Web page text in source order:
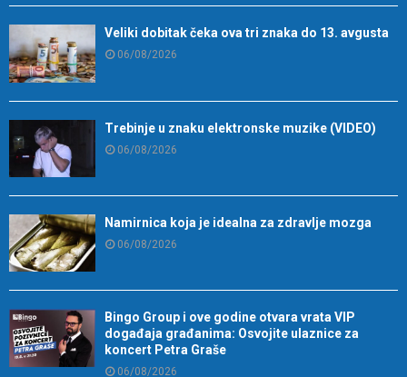
Veliki dobitak čeka ova tri znaka do 13. avgusta
06/08/2026
Trebinje u znaku elektronske muzike (VIDEO)
06/08/2026
Namirnica koja je idealna za zdravlje mozga
06/08/2026
Bingo Group i ove godine otvara vrata VIP
događaja građanima: Osvojite ulaznice za
koncert Petra Graše
06/08/2026